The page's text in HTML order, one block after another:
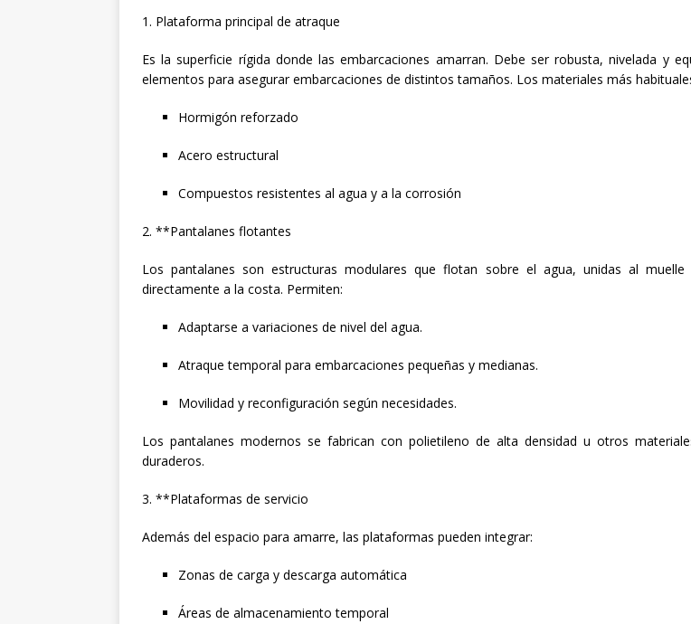
1. Plataforma principal de atraque
Es la superficie rígida donde las embarcaciones amarran. Debe ser robusta, nivelada y
elementos para asegurar embarcaciones de distintos tamaños. Los materiales más
Hormigón reforzado
Acero estructural
Compuestos resistentes al agua y a la corrosión
2. **Pantalanes flotantes
Los pantalanes son estructuras modulares que flotan sobre el agua, unidas al muelle
directamente a la costa. Permiten:
Adaptarse a variaciones de nivel del agua.
Atraque temporal para embarcaciones pequeñas y medianas.
Movilidad y reconfiguración según necesidades.
Los pantalanes modernos se fabrican con polietileno de alta densidad u otros
duraderos.
3. **Plataformas de servicio
Además del espacio para amarre, las plataformas pueden integrar:
Zonas de carga y descarga automática
Áreas de almacenamiento temporal